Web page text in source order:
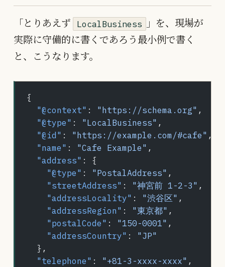
「とりあえず LocalBusiness
」を、現場が
実際に守備的に書くであろう最小例で書く
と、こうなります。
{
  "@context"
: "https://schema.org" ,
  "@type"
: "LocalBusiness" ,
  "@id"
: "https://example.com/#cafe" ,
  "name"
: "Cafe Example" ,
  "address"
: {
    "@type"
: "PostalAddress" ,
    "streetAddress"
: "神宮前 1-2-3" ,
    "addressLocality"
: "渋谷区" ,
    "addressRegion"
: "東京都" ,
    "postalCode"
: "150-0001" ,
    "addressCountry"
:
"JP"
  },
  "telephone"
: "+81-3-xxxx-xxxx" ,